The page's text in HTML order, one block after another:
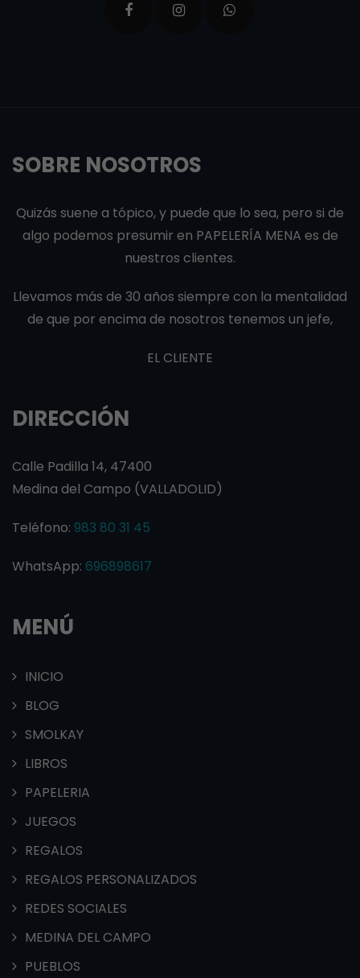
SOBRE NOSOTROS
Quizás suene a tópico, y puede que lo sea, pero si de
algo podemos presumir en PAPELERÍA MENA es de
nuestros clientes.
Llevamos más de 30 años siempre con la mentalidad
de que por encima de nosotros tenemos un jefe,
EL CLIENTE
DIRECCIÓN
Calle Padilla 14, 47400
Medina del Campo (VALLADOLID)
Teléfono: 983 80 31 45
WhatsApp: 696898617
MENÚ
INICIO
BLOG
SMOLKAY
LIBROS
PAPELERIA
JUEGOS
REGALOS
REGALOS PERSONALIZADOS
REDES SOCIALES
MEDINA DEL CAMPO
PUEBLOS